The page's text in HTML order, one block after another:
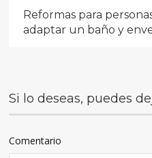
Reformas para
adaptar un baño y
Si lo deseas, puedes
Comentario